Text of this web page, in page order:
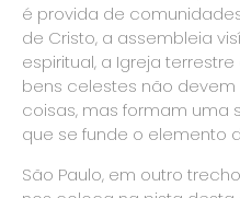
é provida de
de Cristo, a assembleia
espiritual, a Igreja
bens celestes não
coisas, mas formam uma
que se funde o elemento
São Paulo, em outro